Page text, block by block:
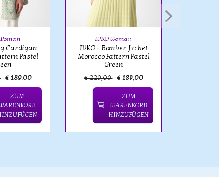
Cardigan
Pastel
€ 189,00
ZUM
IVKO Woman
IVKO - Bomber Jacket
Morocco Pattern Pastel
Green
€ 229,00 € 189,00
ZUM
WARENKORB
HINZUFÜGEN